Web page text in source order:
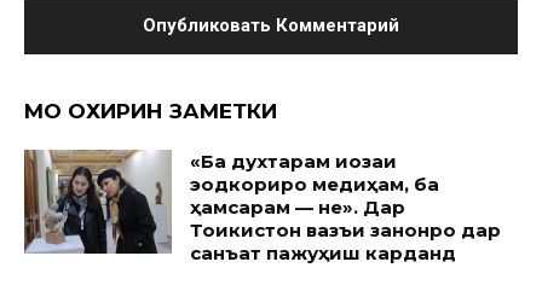
МО ОХИРИН ЗАМЕТКИ
«Ба духтарам иҷозаи
эҷодкориро медиҳам, ба
ҳамсарам — не». Дар
Тоҷикистон вазъи занонро дар
санъат пажуҳиш карданд